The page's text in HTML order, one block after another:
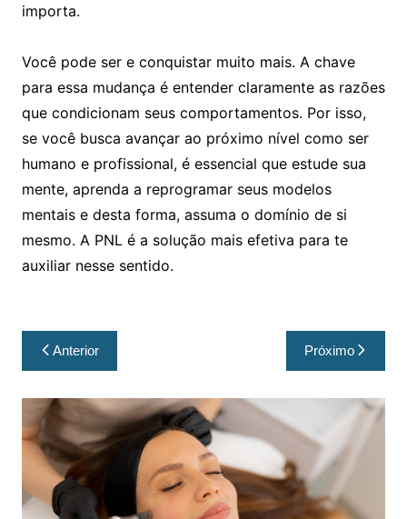
importa.
Você pode ser e conquistar muito mais. A chave
para essa mudança é entender claramente as razões
que condicionam seus comportamentos. Por isso,
se você busca avançar ao próximo nível como ser
humano e profissional, é essencial que estude sua
mente, aprenda a reprogramar seus modelos
mentais e desta forma, assuma o domínio de si
mesmo. A PNL é a solução mais efetiva para te
auxiliar nesse sentido.
Anterior Próximo